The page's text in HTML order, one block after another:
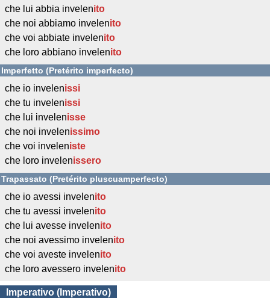
che lui abbia invelenito
che noi abbiamo invelenito
che voi abbiate invelenito
che loro abbiano invelenito
Imperfetto (Pretérito imperfecto)
che io invelenissi
che tu invelenissi
che lui invelenisse
che noi invelenissimo
che voi inveleniste
che loro invelenissero
Trapassato (Pretérito pluscuamperfecto)
che io avessi invelenito
che tu avessi invelenito
che lui avesse invelenito
che noi avessimo invelenito
che voi aveste invelenito
che loro avessero invelenito
Imperativo (Imperativo)